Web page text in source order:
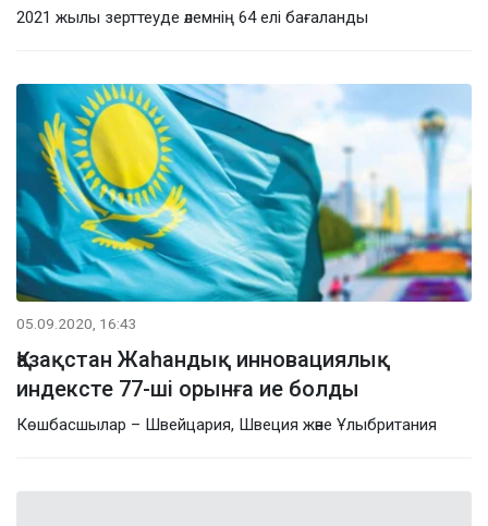
2021 жылы зерттеуде әлемнің 64 елі бағаланды
05.09.2020, 16:43
Қазақстан Жаһандық инновациялық
индексте 77-ші орынға ие болды
Көшбасшылар – Швейцария, Швеция және Ұлыбритания